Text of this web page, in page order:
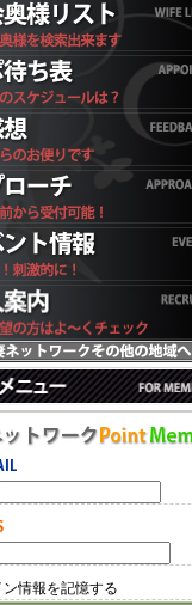
ン情報を記憶する